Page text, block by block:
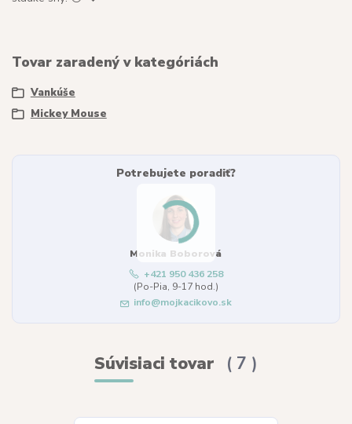
Tovar zaradený v kategóriách
Vankúše
Mickey Mouse
Potrebujete poradiť?
Monika Boborová
+421 950 436 258
(Po-Pia, 9-17 hod.)
info@mojkacikovo.sk
Súvisiaci tovar 7